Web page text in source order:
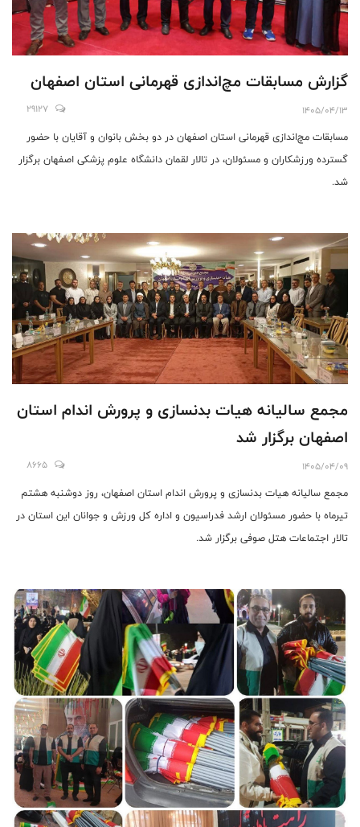
گزارش مسابقات مچ‌اندازی قهرمانی استان اصفهان
1405/04/13
29127
مسابقات مچ‌اندازی قهرمانی استان اصفهان در دو بخش بانوان و آقایان با حضور
گسترده ورزشکاران و مسئولان، در تالار لقمان دانشگاه علوم پزشکی اصفهان برگزار
شد.
مجمع سالیانه هیات بدنسازی و پرورش اندام استان
اصفهان برگزار شد
1405/04/09
8665
مجمع سالیانه هیات بدنسازی و پرورش اندام استان اصفهان، روز دوشنبه هشتم
تیرماه با حضور مسئولان ارشد فدراسیون و اداره کل ورزش و جوانان این استان در
تالار اجتماعات هتل صوفی برگزار شد.